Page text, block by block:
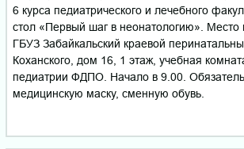
6 курса педиатрического и лечебного
стол «Первый шаг в неонатологию». Место
ГБУЗ Забайкальский краевой
Коханского, дом 16, 1 этаж, учебная
педиатрии ФДПО. Начало в 9.00.
медицинскую маску, сменную обувь.